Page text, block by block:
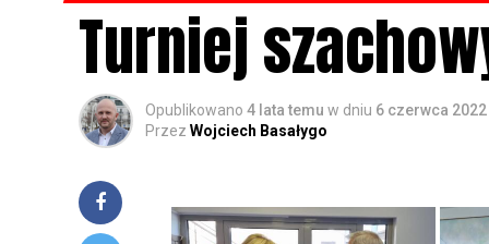
Turniej
Opublikowano 4 lata temu w dniu 6 czerwca 2022
Przez Wojciech Basałygo